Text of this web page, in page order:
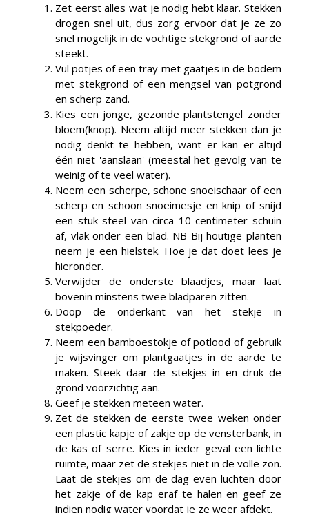
Zet eerst alles wat je nodig hebt klaar. Stekken
drogen snel uit, dus zorg ervoor dat je ze zo
snel mogelijk in de vochtige stekgrond of aarde
steekt.
Vul potjes of een tray met gaatjes in de bodem
met stekgrond of een mengsel van potgrond
en scherp zand.
Kies een jonge, gezonde plantstengel zonder
bloem(knop). Neem altijd meer stekken dan je
nodig denkt te hebben, want er kan er altijd
één niet 'aanslaan' (meestal het gevolg van te
weinig of te veel water).
Neem een scherpe, schone snoeischaar of een
scherp en schoon snoeimesje en knip of snijd
een stuk steel van circa 10 centimeter schuin
af, vlak onder een blad. NB Bij houtige planten
neem je een hielstek. Hoe je dat doet lees je
hieronder.
Verwijder de onderste blaadjes, maar laat
bovenin minstens twee bladparen zitten.
Doop de onderkant van het stekje in
stekpoeder.
Neem een bamboestokje of potlood of gebruik
je wijsvinger om plantgaatjes in de aarde te
maken. Steek daar de stekjes in en druk de
grond voorzichtig aan.
Geef je stekken meteen water.
Zet de stekken de eerste twee weken onder
een plastic kapje of zakje op de vensterbank, in
de kas of serre. Kies in ieder geval een lichte
ruimte, maar zet de stekjes niet in de volle zon.
Laat de stekjes om de dag even luchten door
het zakje of de kap eraf te halen en geef ze
indien nodig water voordat je ze weer afdekt.